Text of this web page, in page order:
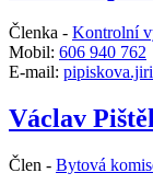
Členka - Kontrolní
Mobil: 606 940 762
E-mail:
Václav
Člen - Bytová